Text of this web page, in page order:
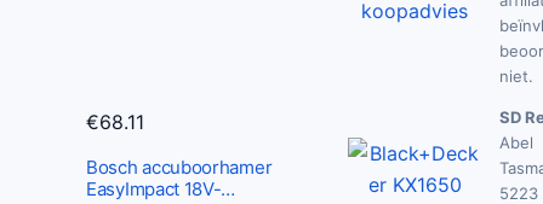
€68.11
Bosch accuboorhamer
EasyImpact 18V-…
niet.
SD
Abel
5223